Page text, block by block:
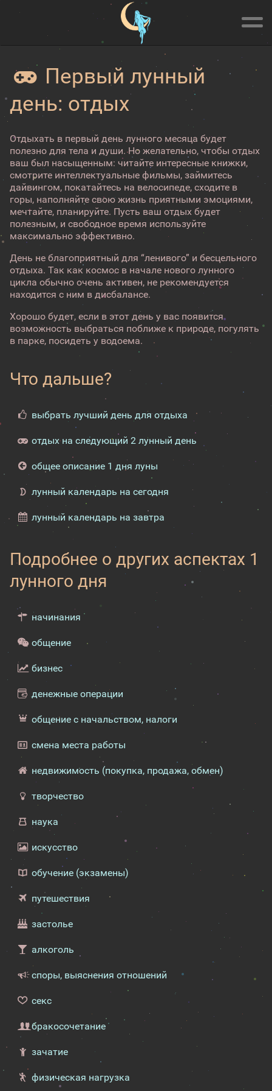
Первый лунный
день: отдых
Отдыхать в первый день лунного месяца будет
полезно для тела и души. Но желательно, чтобы отдых
ваш был насыщенным: читайте интересные книжки,
смотрите интеллектуальные фильмы, займитесь
дайвингом, покатайтесь на велосипеде, сходите в
горы, наполняйте свою жизнь приятными эмоциями,
мечтайте, планируйте. Пусть ваш отдых будет
полезным, и свободное время используйте
максимально эффективно.
День не благоприятный для “ленивого” и бесцельного
отдыха. Так как космос в начале нового лунного
цикла обычно очень активен, не рекомендуется
находится с ним в дисбалансе.
Хорошо будет, если в этот день у вас появится
возможность выбраться поближе к природе, погулять
в парке, посидеть у водоема.
Что дальше?
выбрать лучший день для отдыха
отдых на следующий 2 лунный день
общее описание 1 дня луны
лунный календарь на сегодня
лунный календарь на завтра
Подробнее о других аспектах 1
лунного дня
начинания
общение
бизнес
денежные операции
общение с начальством, налоги
смена места работы
недвижимость (покупка, продажа, обмен)
творчество
наука
искусство
обучение (экзамены)
путешествия
застолье
алкоголь
споры, выяснения отношений
секс
бракосочетание
зачатие
физическая нагрузка